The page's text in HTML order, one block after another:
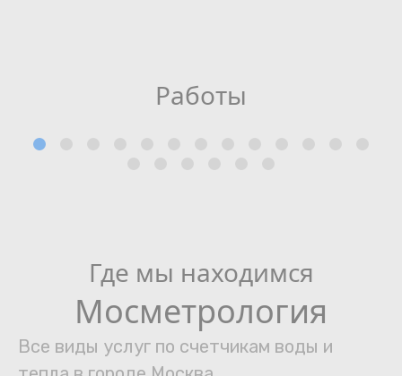
Работы
Где мы находимся
Мосметрология
Все виды услуг по счетчикам воды и